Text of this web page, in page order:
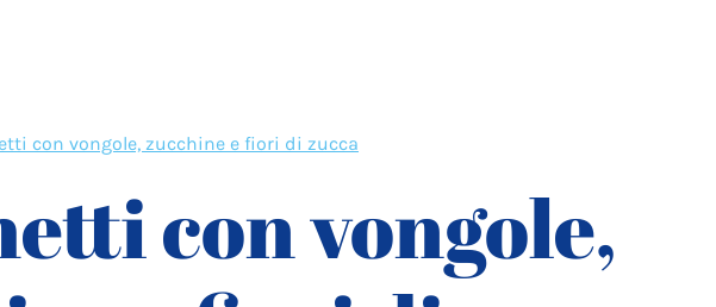
con vongole, zucchine e fiori di zucca
con vongole,